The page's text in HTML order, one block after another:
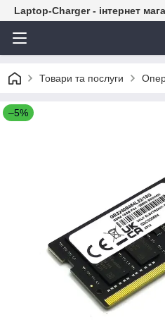
Laptop-Charger - інтернет
Товари та послуги
–5%